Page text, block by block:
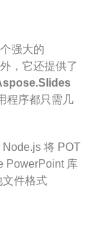
强大的
，它还提供了
程序都只需几
将 POT
PowerPoint 库
文件格式